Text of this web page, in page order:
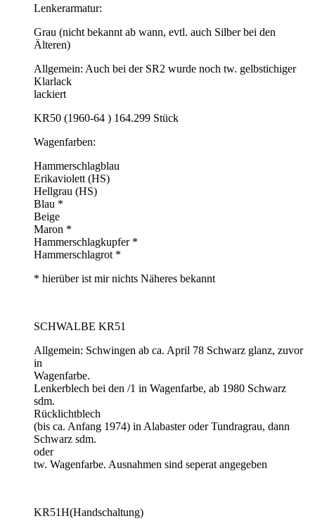
Lenkerarmatur:
Grau (nicht bekannt ab wann, evtl. auch Silber bei den
Älteren)
Allgemein: Auch bei der SR2 wurde noch tw. gelbstichiger
Klarlack
lackiert
KR50 (1960-64 ) 164.299 Stück
Wagenfarben:
Hammerschlagblau
Erikaviolett (HS)
Hellgrau (HS)
Blau *
Beige
Maron *
Hammerschlagkupfer *
Hammerschlagrot *
* hierüber ist mir nichts Näheres bekannt
SCHWALBE KR51
Allgemein: Schwingen ab ca. April 78 Schwarz glanz, zuvor
in
Wagenfarbe.
Lenkerblech bei den /1 in Wagenfarbe, ab 1980 Schwarz
sdm.
Rücklichtblech
(bis ca. Anfang 1974) in Alabaster oder Tundragrau, dann
Schwarz sdm.
oder
tw. Wagenfarbe. Ausnahmen sind seperat angegeben
KR51H(Handschaltung)